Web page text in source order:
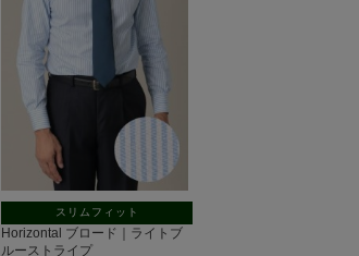
スリムフィット
Horizontal ブロード｜ライトブ
ルーストライプ